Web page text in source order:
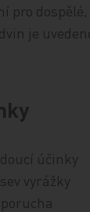
pro
je
účinky
vyrážky